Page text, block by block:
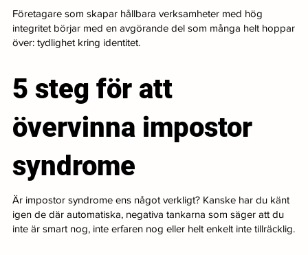
Företagare som skapar hållbara verksamheter med hög
integritet börjar med en avgörande del som många helt hoppar
över: tydlighet kring identitet.
5 steg för att
övervinna impostor
syndrome
Är impostor syndrome ens något verkligt? Kanske har du känt
igen de där automatiska, negativa tankarna som säger att du
inte är smart nog, inte erfaren nog eller helt enkelt inte tillräcklig.